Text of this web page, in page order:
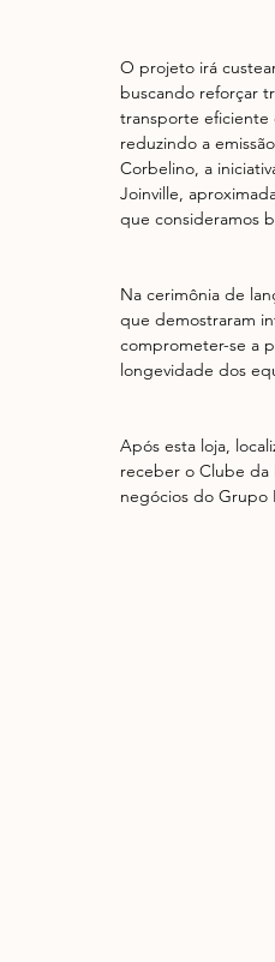
O projeto irá
buscando reforçar
transporte eficiente
reduzindo a
Corbelino, a
Joinville,
que consideramos
Na cerimônia de
que demostraram
comprometer-se a
longevidade dos
Após esta loja,
receber o Clube
negócios do Grupo